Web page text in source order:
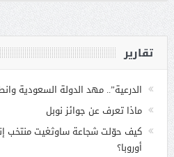
تقارير
الدرعية”.. مهد الدولة السعودية
ماذا تعرف عن جوائز نوبل
كيف حوّلت شجاعة ساوثغيت منتخب
أوروبا؟